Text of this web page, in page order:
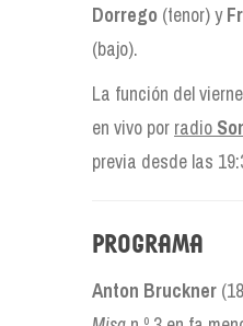
Dorrego (tenor) y
(bajo).
La función del
en vivo por radio
previa desde las
Programa
Anton Bruckner